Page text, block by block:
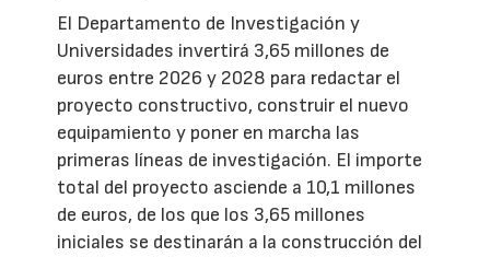
El Departamento de Investigación y
Universidades invertirá 3,65 millones de
euros entre 2026 y 2028 para redactar el
proyecto constructivo, construir el nuevo
equipamiento y poner en marcha las
primeras líneas de investigación. El importe
total del proyecto asciende a 10,1 millones
de euros, de los que los 3,65 millones
iniciales se destinarán a la construcción del